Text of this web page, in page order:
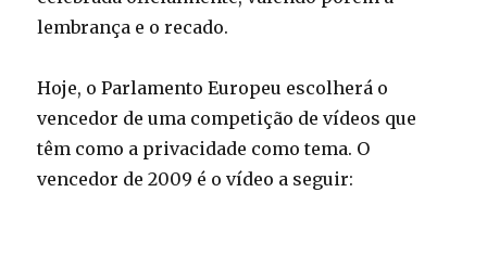
lembrança e o recado.
Hoje, o Parlamento Europeu escolherá o
vencedor de uma competição de vídeos que
têm como a privacidade como tema. O
vencedor de 2009 é o vídeo a seguir: